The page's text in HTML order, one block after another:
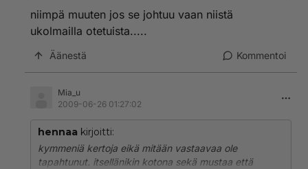
ollut vaikka minulla onkin paha allergia ja ihottumaa
käsissä. ihmettelen vain että milläköhän tekniikalla ne
ulkomailla sitten niitä tekevät
niimpä muuten jos se johtuu vaan niistä
ukolmailla otetuista.....
Äänestä Kommentoi
Mia_u
2009-06-26 01:27:02
hennaa kirjoitti:
kymmeniä kertoja eikä mitään vastaavaa ole
tapahtunut. itsellänikin kotona sekä mustaa että